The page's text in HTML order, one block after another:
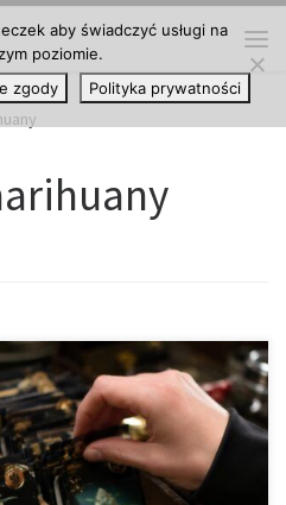
marihuany Historia
rośliny, ale również nieustanny
prowadzonej przez
aby świadczyć usługi na
poziomie.
zgody Polityka prywatności